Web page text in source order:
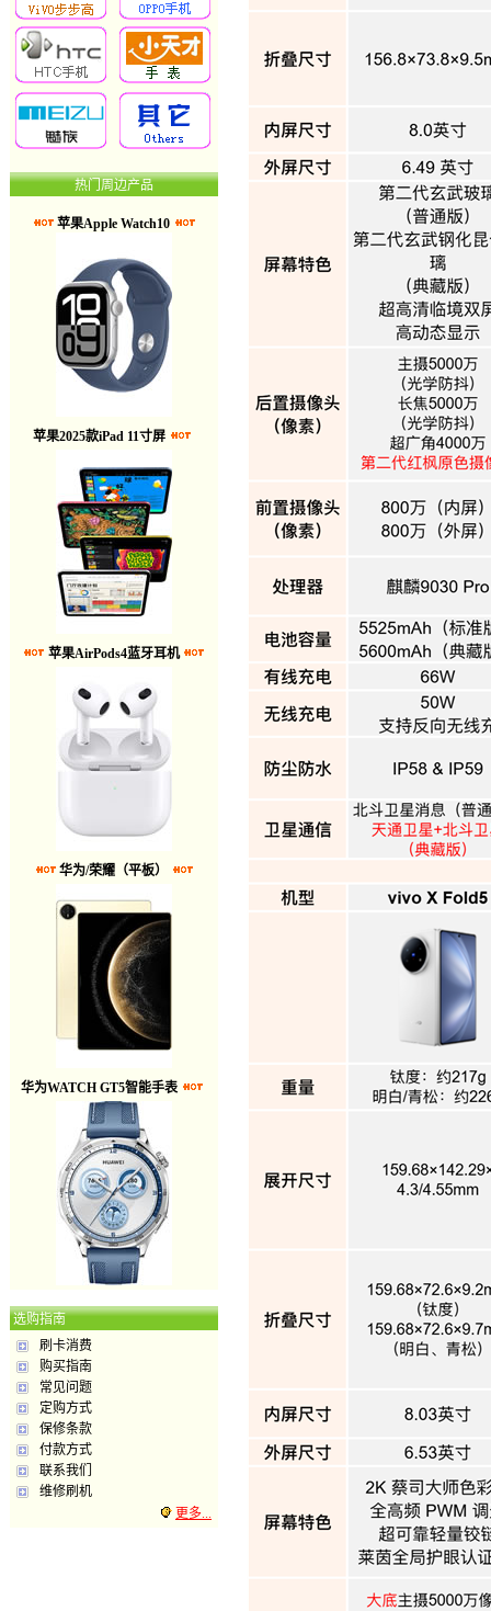
热门周边产品
苹果Apple Watch10
苹果2025款iPad 11寸屏
苹果AirPods4蓝牙耳机
华为/荣耀（平板）
华为WATCH GT5智能手表
选购指南
刷卡消费
购买指南
常见问题
定购方式
保修条款
付款方式
联系我们
维修刷机
更多...